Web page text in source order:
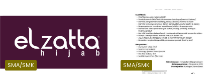
Berbagai Kota Terbaru
Agustus 2026
SMA/SMK SMA/SMK